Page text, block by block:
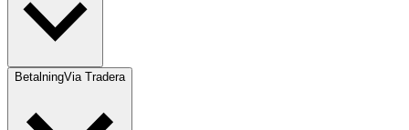
BetalningVia Tradera